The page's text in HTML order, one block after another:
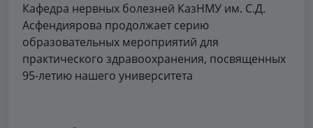
Кафедра нервных болезней КазНМУ им. С.Д.
Асфендиярова продолжает серию
образовательных мероприятий для
практического здравоохранения, посвященных
95-летию нашего университета